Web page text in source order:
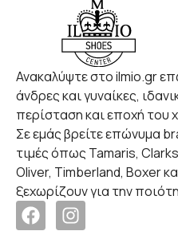
Ανακαλύψτε στο ilmio.gr
άνδρες και γυναίκες,
περίσταση και εποχή του
Σε εμάς βρείτε επώνυμα
τιμές όπως Tamaris,
Oliver, Timberland, Boxer
ξεχωρίζουν για την